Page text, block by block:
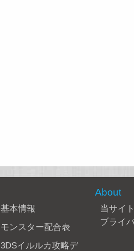
基本情報
モンスター配合表
3DSイルルカ攻略デ
About
当サイ
プライ